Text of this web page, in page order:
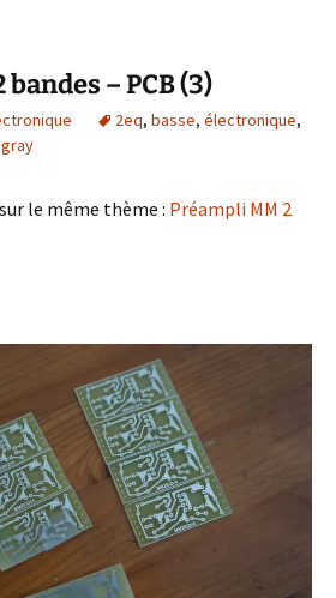
– PCB (3)
2eq, basse, électronique,
le même thème : Préampli MM 2